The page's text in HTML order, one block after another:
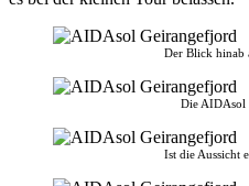
Der Blick hinab
Die AIDAsol
Ist die Aussicht